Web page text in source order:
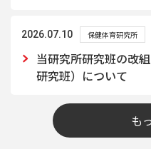
2026.07.10 保健体育研究所
当研究所研究班の改
研究班）について
も